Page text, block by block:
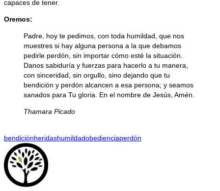
capaces de tener.
Oremos:
Padre, hoy te pedimos, con toda humildad, que nos
muestres si hay alguna persona a la que debamos
pedirle perdón, sin importar cómo esté la situación.
Danos sabiduría y fuerzas para hacerlo a tu manera,
con sinceridad, sin orgullo, sino dejando que tu
bendición y perdón alcancen a esa persona; y seamos
sanados para Tu gloria. En el nombre de Jesús, Amén.
Thamara Picado
bendiciónheridashumildadobedienciaperdón